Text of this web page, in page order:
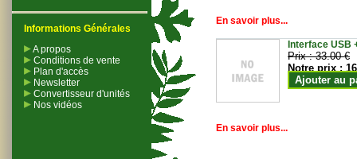
Informations Générales
A propos
Conditions de vente
Plan d'accès
Newsletter
Convertisseur d'unités
Nos vidéos
En savoir plus...
Interface USB
Prix :33.00 €
Notre prix :
Ajouter au
En savoir plus...